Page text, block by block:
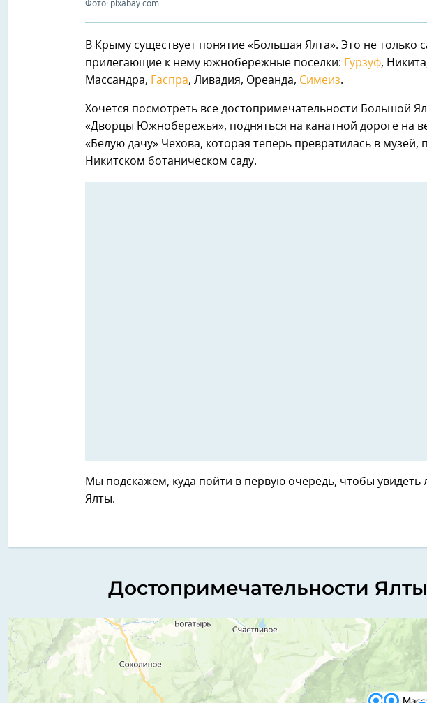
Фото: pixabay.com
В Крыму существует понятие «Большая Ялта». Это не только
прилегающие к нему южнобережные поселки:
Гурзуф,
Массандра,
Гаспра, Ливадия, Ореанда, Симеиз.
Хочется посмотреть все достопримечательности Большой
«Дворцы Южнобережья», подняться на канатной дороге на
«Белую дачу» Чехова, которая теперь превратилась в
Никитском ботаническом саду.
Мы подскажем, куда пойти в первую очередь, чтобы увидеть
Ялты.
Достопримечательности